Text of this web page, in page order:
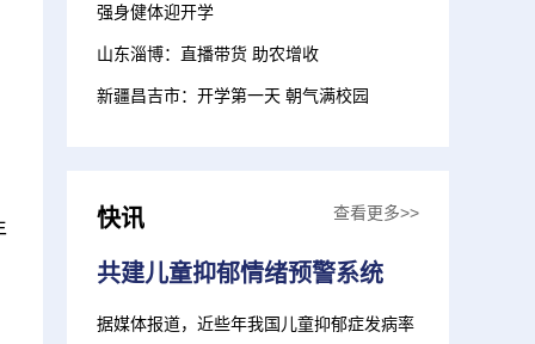
强身健体迎开学
山东淄博：直播带货 助农增收
新疆昌吉市：开学第一天 朝气满校园
快讯 查看更多>>
共建儿童抑郁情绪预警系统
据媒体报道，近些年我国儿童抑郁症发病率